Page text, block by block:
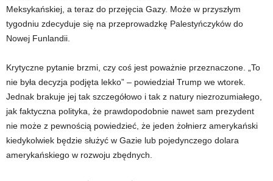
Meksykańskiej, a teraz do przejęcia Gazy. Może w przyszłym
tygodniu zdecyduje się na przeprowadzkę Palestyńczyków do
Nowej Funlandii.
Krytyczne pytanie brzmi, czy coś jest poważnie przeznaczone. „To
nie była decyzja podjęta lekko” – powiedział Trump we wtorek.
Jednak brakuje jej tak szczegółowo i tak z natury niezrozumiałego,
jak faktyczna polityka, że ​​prawdopodobnie nawet sam prezydent
nie może z pewnością powiedzieć, że jeden żołnierz amerykański
kiedykolwiek będzie służyć w Gazie lub pojedynczego dolara
amerykańskiego w rozwoju zbędnych.